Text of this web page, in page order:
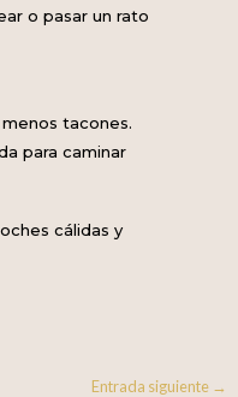
o pasar un rato
tacones.
para caminar
cálidas y
Entrada siguiente →